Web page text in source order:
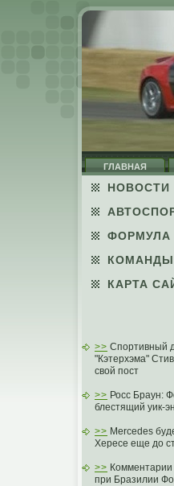
ГЛАВНАЯ
НОВОСТИ
ФОРМУЛА
КОМАНДЫ
КАРТА
>> Спортивный
"Кэтерхэма"
свой пост
>> Росс Браун:
блестящий уик-
>> Mercedes
Хересе еще до
>> Комментарии
при Бразилии